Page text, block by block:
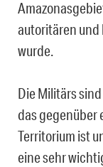
autoritären und
wurde.
Die Militärs
das gegenüber
Territorium ist
eine sehr